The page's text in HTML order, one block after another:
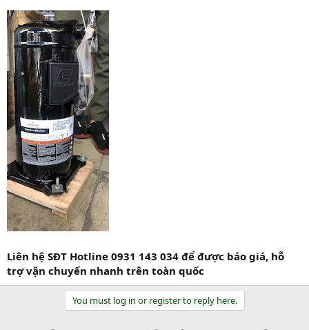
Liên hệ SĐT Hotline 0931 143 034 để được báo giá, hỗ
trợ vận chuyển nhanh trên toàn quốc
You must log in or register to reply here.